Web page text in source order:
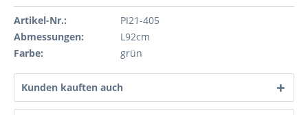
Artikel-Nr.:
PI21-405
Abmessungen:
L92cm
Farbe:
grün
Kunden kauften auch